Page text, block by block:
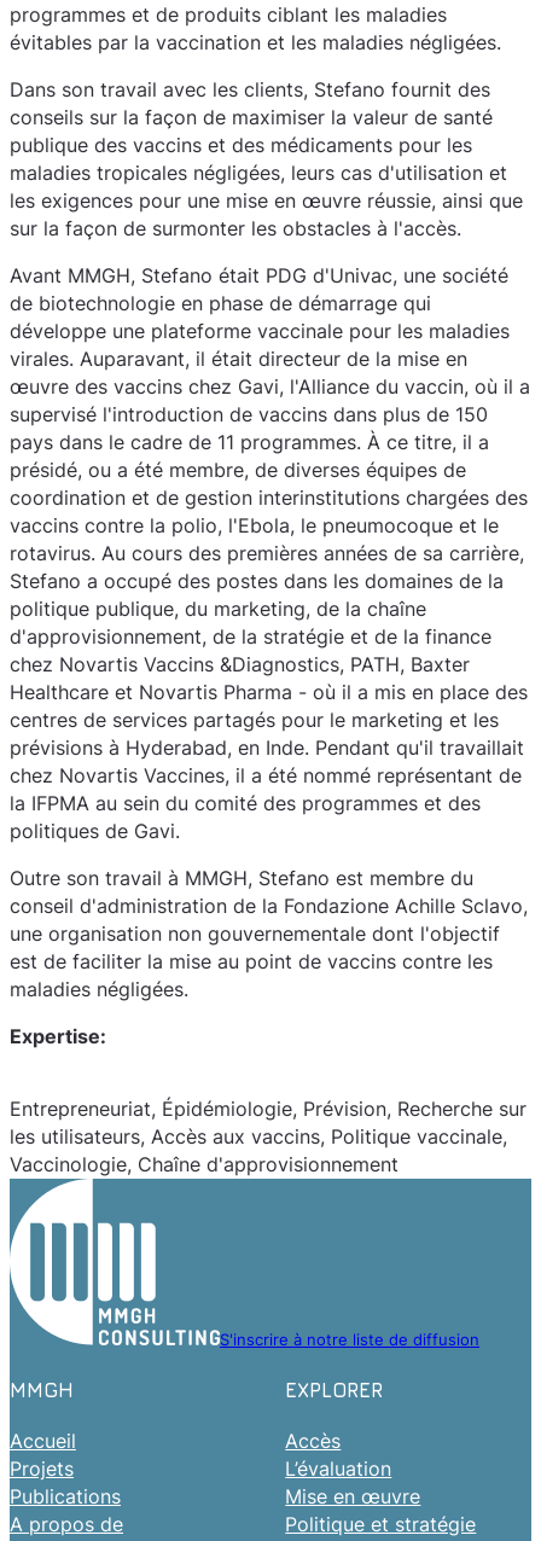
programmes et de produits ciblant les maladies
évitables par la vaccination et les maladies négligées.
Dans son travail avec les clients, Stefano fournit des
conseils sur la façon de maximiser la valeur de santé
publique des vaccins et des médicaments pour les
maladies tropicales négligées, leurs cas d'utilisation et
les exigences pour une mise en œuvre réussie, ainsi que
sur la façon de surmonter les obstacles à l'accès.
Avant MMGH, Stefano était PDG d'Univac, une société
de biotechnologie en phase de démarrage qui
développe une plateforme vaccinale pour les maladies
virales. Auparavant, il était directeur de la mise en
œuvre des vaccins chez Gavi, l'Alliance du vaccin, où il a
supervisé l'introduction de vaccins dans plus de 150
pays dans le cadre de 11 programmes. À ce titre, il a
présidé, ou a été membre, de diverses équipes de
coordination et de gestion interinstitutions chargées des
vaccins contre la polio, l'Ebola, le pneumocoque et le
rotavirus. Au cours des premières années de sa carrière,
Stefano a occupé des postes dans les domaines de la
politique publique, du marketing, de la chaîne
d'approvisionnement, de la stratégie et de la finance
chez Novartis Vaccins &Diagnostics, PATH, Baxter
Healthcare et Novartis Pharma - où il a mis en place des
centres de services partagés pour le marketing et les
prévisions à Hyderabad, en Inde. Pendant qu'il travaillait
chez Novartis Vaccines, il a été nommé représentant de
la IFPMA au sein du comité des programmes et des
politiques de Gavi.
Outre son travail à MMGH, Stefano est membre du
conseil d'administration de la Fondazione Achille Sclavo,
une organisation non gouvernementale dont l'objectif
est de faciliter la mise au point de vaccins contre les
maladies négligées.
Expertise:
Entrepreneuriat, Épidémiologie, Prévision, Recherche sur
les utilisateurs, Accès aux vaccins, Politique vaccinale,
Vaccinologie, Chaîne d'approvisionnement
S'inscrire à notre liste de diffusion
MMGH
Accueil
Projets
Publications
A propos de
EXPLORER
Accès
L’évaluation
Mise en œuvre
Politique et stratégie